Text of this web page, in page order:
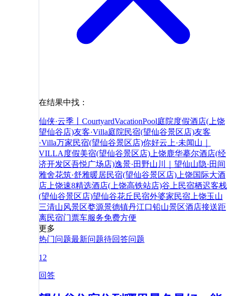
在结果中找：
仙侠·云季丨CourtyardVacationPool庭院度假酒店(上饶
望仙谷店)友客·Villa庭院民宿(望仙谷景区店)友客
·Villa万家民宿(望仙谷景区店)你好云上·未闻山｜
VILLA度假美宿(望仙谷景区店) 上饶鹿华摹尔酒店(经
济开发区吾悦广场店)逸景·田野山川｜望仙山隐·田间
雅舍花筑·舒雅暖居民宿(望仙谷景区店) 上饶国际大酒
店 上饶速8精选酒店(上饶高铁站店)谷上民宿栖迟客栈
(望仙谷景区店)望仙谷花丘民宿外婆家民宿 上饶玉山
三清山风景区婺源景德镇丹江口铅山景区酒店接送距
离民宿门票车服务免费方便
更多
热门问题最新问题待回答问题
12
回答